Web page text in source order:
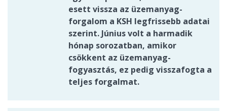
esett vissza az üzemanyag-
forgalom a KSH legfrissebb adatai
szerint. Június volt a harmadik
hónap sorozatban, amikor
csökkent az üzemanyag-
fogyasztás, ez pedig visszafogta a
teljes forgalmat.